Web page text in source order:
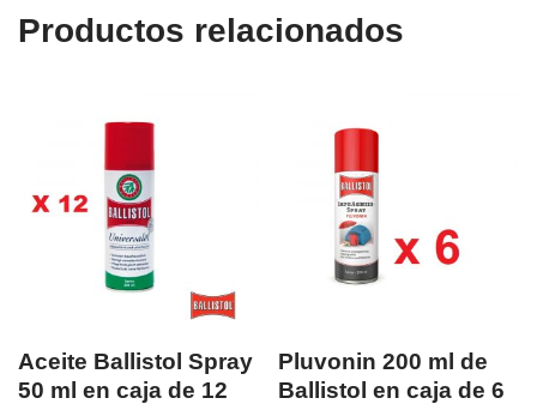
Productos relacionados
Aceite Ballistol Spray
50 ml en caja de 12
Pluvonin 200 ml de
Ballistol en caja de 6